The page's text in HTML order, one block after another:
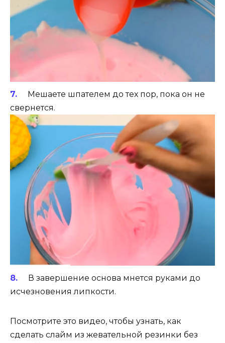
Мешаете шпателем до тех пор, пока он не
свернется.
В завершение основа мнется руками до
исчезновения липкости.
Посмотрите это видео, чтобы узнать, как
сделать слайм из жевательной резинки без